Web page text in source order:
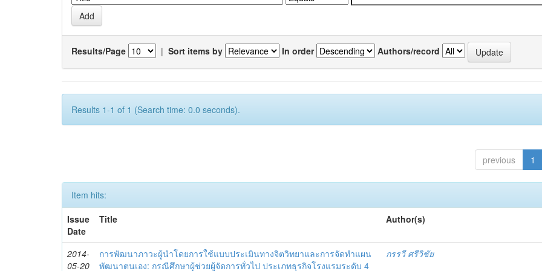
Results/Page | Sort items by In order Authors/record
Results 1-1 of 1 (Search time: 0.0 seconds).
previous 1
Item hits:
Issue
Date
Title Author(s)
2014-
05-20
การพัฒนาภาวะผู้นำโดยการใช้แบบประเมินทางจิตวิทยาและการจัดทำแผน
พัฒนาตนเอง: กรณีศึกษาผู้ช่วยผู้จัดการทั่วไป ประเภทธุรกิจโรงแรมระดับ 4
กรรวี ศรีวิชัย